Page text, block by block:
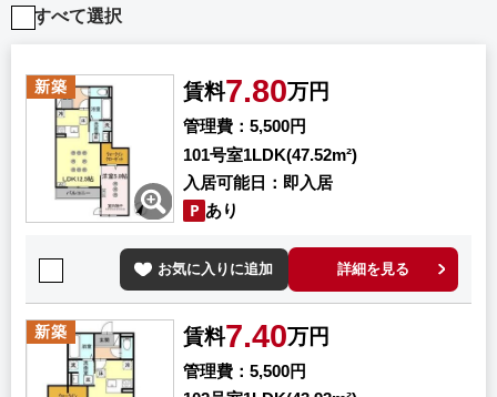
すべて選択
新築 賃料7.80万円
管理費
5,500円
101号室1LDK(47.52m²)
入居可能日
即入居
あり
お気に入りに追加 詳細を見る
新築 賃料7.40万円
管理費
5,500円